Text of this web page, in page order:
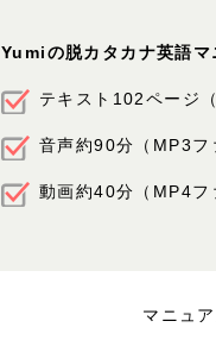
Yumiの脱カタカナ英語マ
テキスト102ページ
音声約90分（MP3フ
動画約40分（MP4フ
マニュ